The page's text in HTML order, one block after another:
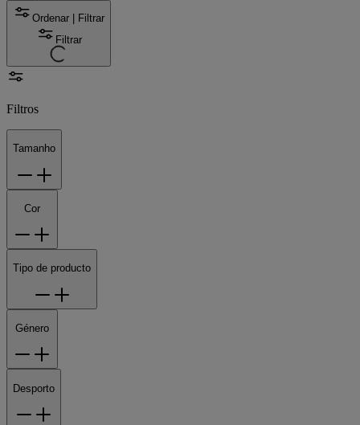
Ordenar | Filtrar
Filtrar
Filtros
Tamanho
Cor
Tipo de producto
Género
Desporto